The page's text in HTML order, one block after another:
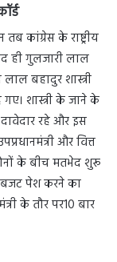
कांग्रेस के राष्ट्रीय
ही गुलजारी लाल
बहादुर शास्त्री
शास्त्री के जाने के
दावेदार रहे और इस
और वित्त
के बीच मतभेद शुरू
पेश करने का
के तौर पर10 बार